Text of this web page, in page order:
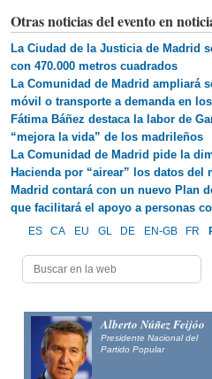
Otras noticias del evento en
La Ciudad de la Justicia de Madrid
con 470.000 metros cuadrados
La Comunidad de Madrid ampliará
móvil o transporte a demanda en
Fátima Báñez destaca la labor de
“mejora la vida” de los madrileños
La Comunidad de Madrid pide la
Hacienda por “airear” los datos del
Madrid contará con un nuevo Plan
que facilitará el apoyo a personas
ES CA EU GL DE EN-GB FR
Alberto Núñez Feijóo
Presidente Nacional del
Partido Popular